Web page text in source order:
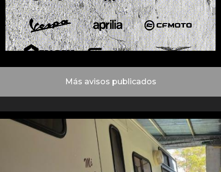
Más avisos publicados